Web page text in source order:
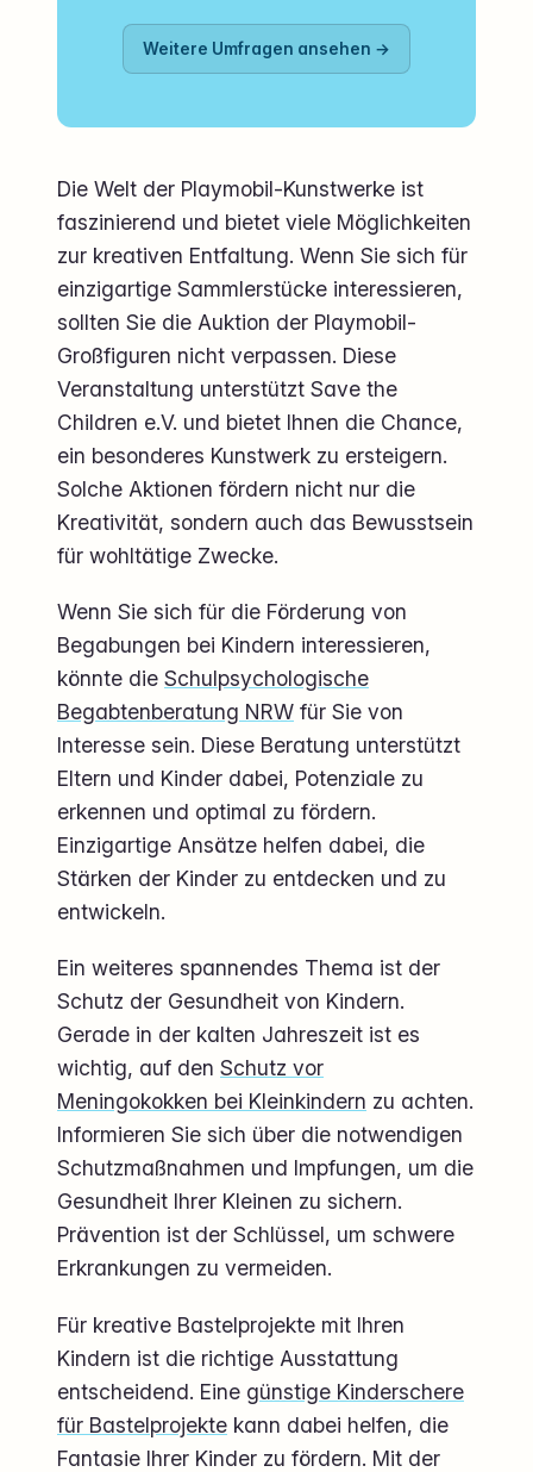
Weitere Umfragen ansehen →
Die Welt der Playmobil-Kunstwerke ist
faszinierend und bietet viele Möglichkeiten
zur kreativen Entfaltung. Wenn Sie sich für
einzigartige Sammlerstücke interessieren,
sollten Sie die Auktion der Playmobil-
Großfiguren nicht verpassen. Diese
Veranstaltung unterstützt Save the
Children e.V. und bietet Ihnen die Chance,
ein besonderes Kunstwerk zu ersteigern.
Solche Aktionen fördern nicht nur die
Kreativität, sondern auch das Bewusstsein
für wohltätige Zwecke.
Wenn Sie sich für die Förderung von
Begabungen bei Kindern interessieren,
könnte die Schulpsychologische
Begabtenberatung NRW für Sie von
Interesse sein. Diese Beratung unterstützt
Eltern und Kinder dabei, Potenziale zu
erkennen und optimal zu fördern.
Einzigartige Ansätze helfen dabei, die
Stärken der Kinder zu entdecken und zu
entwickeln.
Ein weiteres spannendes Thema ist der
Schutz der Gesundheit von Kindern.
Gerade in der kalten Jahreszeit ist es
wichtig, auf den Schutz vor
Meningokokken bei Kleinkindern zu achten.
Informieren Sie sich über die notwendigen
Schutzmaßnahmen und Impfungen, um die
Gesundheit Ihrer Kleinen zu sichern.
Prävention ist der Schlüssel, um schwere
Erkrankungen zu vermeiden.
Für kreative Bastelprojekte mit Ihren
Kindern ist die richtige Ausstattung
entscheidend. Eine günstige Kinderschere
für Bastelprojekte kann dabei helfen, die
Fantasie Ihrer Kinder zu fördern. Mit der